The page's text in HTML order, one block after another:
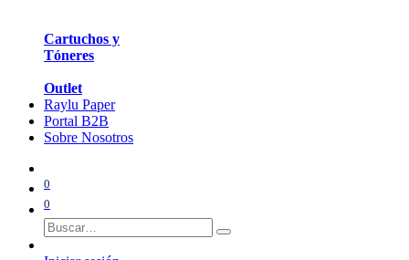
Cartuchos y
Tóneres
Outlet
Raylu Paper
Portal B2B
Sobre Nosotros
0
0